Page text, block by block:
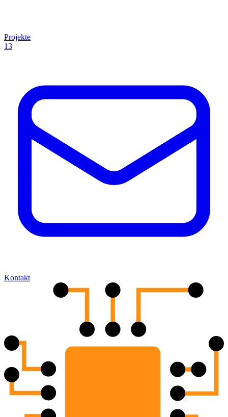
Projekte
13
Kontakt